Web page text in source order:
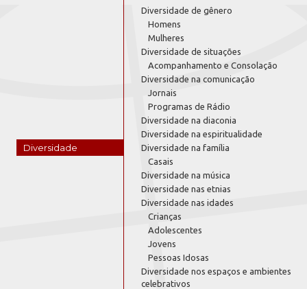
Diversidade
Diversidade de gênero
Homens
Mulheres
Diversidade de situações
Acompanhamento e Consolação
Diversidade na comunicação
Jornais
Programas de Rádio
Diversidade na diaconia
Diversidade na espiritualidade
Diversidade na família
Casais
Diversidade na música
Diversidade nas etnias
Diversidade nas idades
Crianças
Adolescentes
Jovens
Pessoas Idosas
Diversidade nos espaços e ambientes
celebrativos